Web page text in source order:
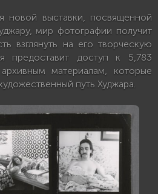
новой выставки, посвященной
мир фотографии получит
взглянуть на его творческую
предоставит доступ к 5,783
материалам, которые
путь Худжара.